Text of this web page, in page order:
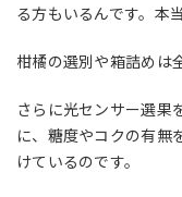
る方もいるんです。本
柑橘の選別や箱詰めは
さらに光センサー選果
に、糖度やコクの有無
けているのです。